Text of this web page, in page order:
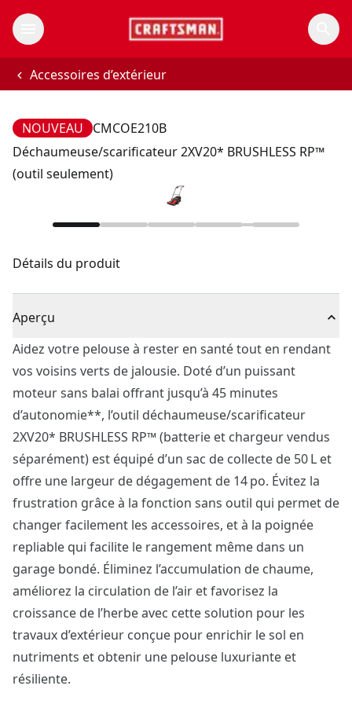
Accessoires d’extérieur
NOUVEAU
CMCOE210B
Déchaumeuse/scarificateur 2XV20* BRUSHLESS RP™
(outil seulement)
Détails du produit
Aperçu
Aidez votre pelouse à rester en santé tout en rendant
vos voisins verts de jalousie. Doté d’un puissant
moteur sans balai offrant jusqu’à 45 minutes
d’autonomie**, l’outil déchaumeuse/scarificateur
2XV20* BRUSHLESS RP™ (batterie et chargeur vendus
séparément) est équipé d’un sac de collecte de 50 L et
offre une largeur de dégagement de 14 po. Évitez la
frustration grâce à la fonction sans outil qui permet de
changer facilement les accessoires, et à la poignée
repliable qui facilite le rangement même dans un
garage bondé. Éliminez l’accumulation de chaume,
améliorez la circulation de l’air et favorisez la
croissance de l’herbe avec cette solution pour les
travaux d’extérieur conçue pour enrichir le sol en
nutriments et obtenir une pelouse luxuriante et
résiliente.